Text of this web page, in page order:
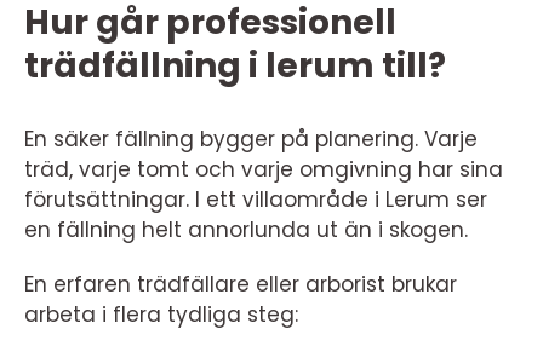
Hur går professionell
trädfällning i lerum till?
En säker fällning bygger på planering. Varje
träd, varje tomt och varje omgivning har sina
förutsättningar. I ett villaområde i Lerum ser
en fällning helt annorlunda ut än i skogen.
En erfaren trädfällare eller arborist brukar
arbeta i flera tydliga steg: